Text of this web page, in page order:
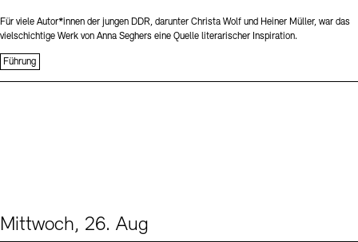
Für viele Autor*innen der jungen DDR, darunter Christa Wolf und Heiner Müller, war das
vielschichtige Werk von Anna Seghers eine Quelle literarischer Inspiration.
Führung
Mittwoch, 26. Aug